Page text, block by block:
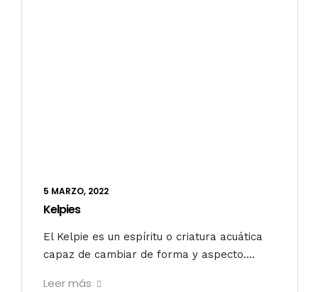
5 MARZO, 2022
Kelpies
El Kelpie es un espíritu o criatura acuática
capaz de cambiar de forma y aspecto....
Leer más